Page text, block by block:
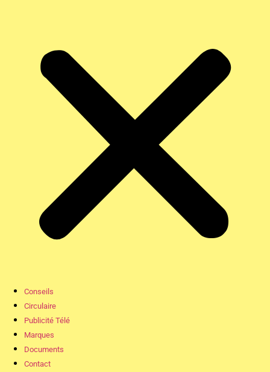
Conseils
Circulaire
Publicité Télé
Marques
Documents
Contact